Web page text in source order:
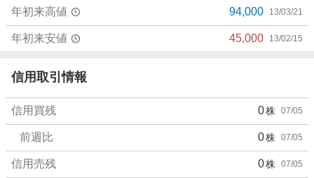
、
強
く
売
り
た
い
0
年初来高値 94,000 13/03/21
年初来安値 45,000 13/02/15
信用取引情報
信用買残 0株 07/05
前週比 0株 07/05
信用売残 0株 07/05